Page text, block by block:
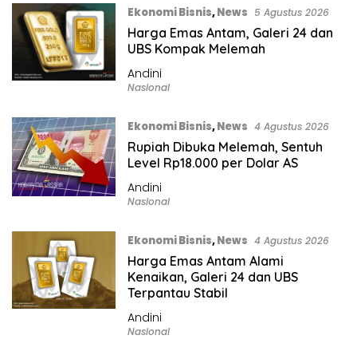
Ekonomi Bisnis,News 5 Agustus 2026
Harga Emas Antam, Galeri 24 dan
UBS Kompak Melemah
Andini
Nasional
Ekonomi Bisnis,News 4 Agustus 2026
Rupiah Dibuka Melemah, Sentuh
Level Rp18.000 per Dolar AS
Andini
Nasional
Ekonomi Bisnis,News 4 Agustus 2026
Harga Emas Antam Alami
Kenaikan, Galeri 24 dan UBS
Terpantau Stabil
Andini
Nasional